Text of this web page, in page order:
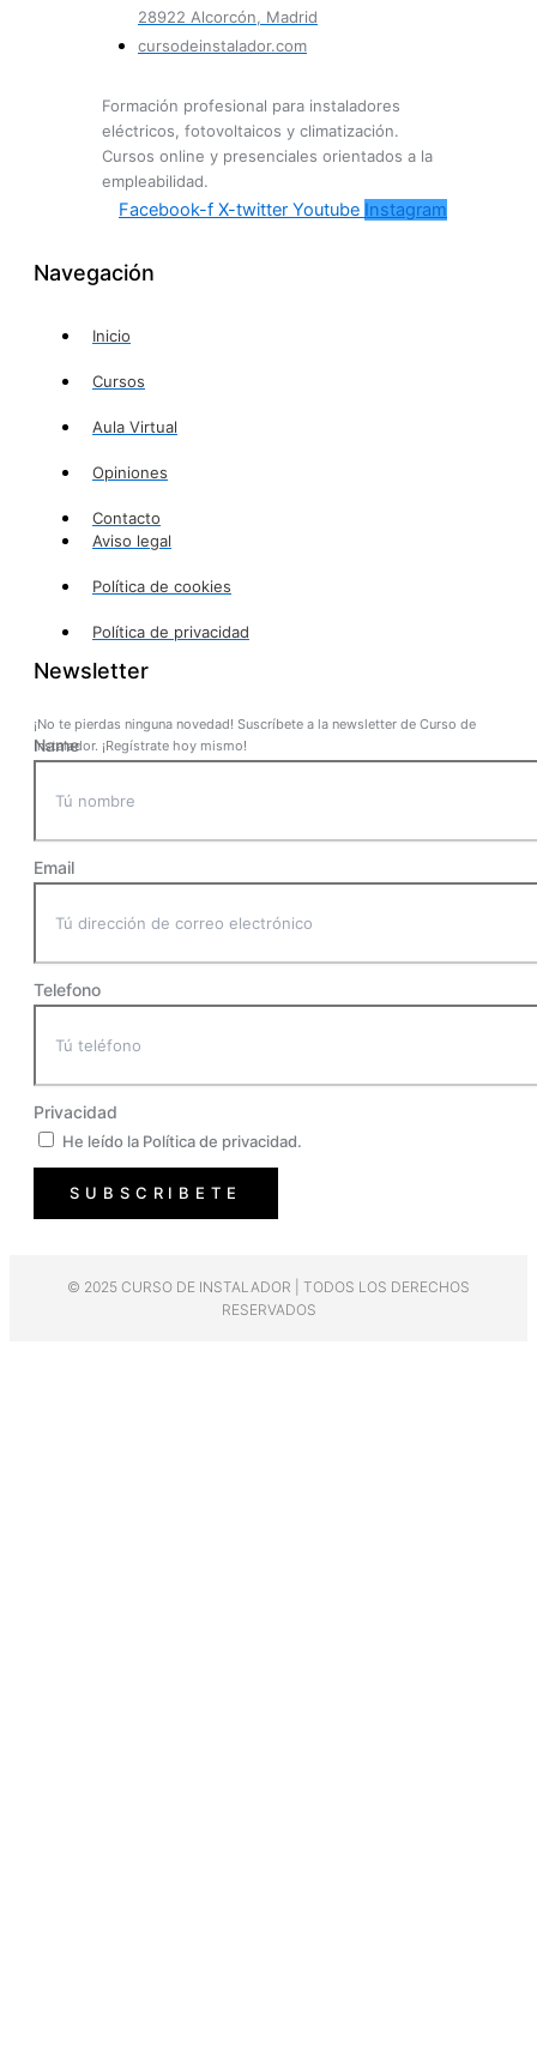
28922 Alcorcón, Madrid
cursodeinstalador.com
Formación profesional para instaladores
eléctricos, fotovoltaicos y climatización.
Cursos online y presenciales orientados a la
empleabilidad.
Facebook-f X-twitter Youtube Instagram
Navegación
Inicio
Cursos
Aula Virtual
Opiniones
Contacto
Aviso legal
Política de cookies
Política de privacidad
Newsletter
¡No te pierdas ninguna novedad! Suscríbete a la newsletter de Curso de
Instalador. ¡Regístrate hoy mismo!
Name
Email
Telefono
Privacidad
He leído la Política de privacidad.
SUBSCRIBETE
© 2025 CURSO DE INSTALADOR | TODOS LOS DERECHOS
RESERVADOS